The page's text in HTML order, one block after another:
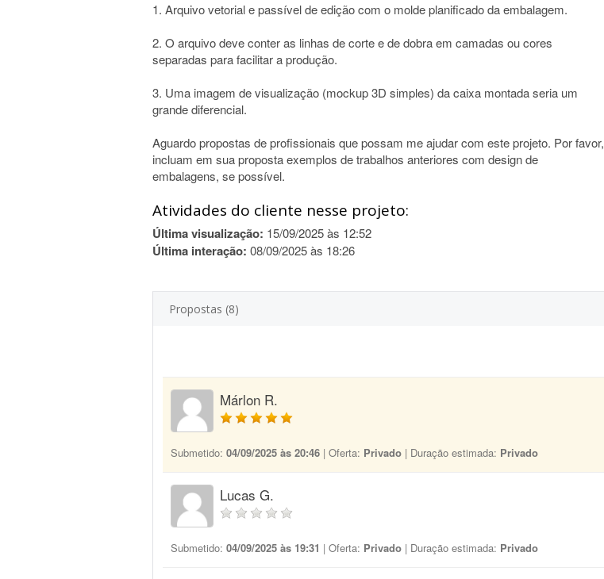
1. Arquivo vetorial e passível de edição com o molde planificado da embalagem.
2. O arquivo deve conter as linhas de corte e de dobra em camadas ou cores
separadas para facilitar a produção.
3. Uma imagem de visualização (mockup 3D simples) da caixa montada seria um
grande diferencial.
Aguardo propostas de profissionais que possam me ajudar com este projeto. Por favor,
incluam em sua proposta exemplos de trabalhos anteriores com design de
embalagens, se possível.
Atividades do cliente nesse projeto:
Última visualização: 15/09/2025 às 12:52
Última interação: 08/09/2025 às 18:26
Propostas (8)
Márlon R.
Submetido: 04/09/2025 às 20:46 | Oferta: Privado | Duração estimada: Privado
Lucas G.
Submetido: 04/09/2025 às 19:31 | Oferta: Privado | Duração estimada: Privado